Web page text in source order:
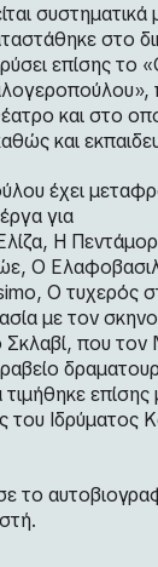
συστηματικά
στο
επίσης το
και στο
και
έχει
για
, Η
, Ο
, Ο τυχερός
με τον
Σκλαβί, που τον
τιμήθηκε
του Ιδρύματος
το
.